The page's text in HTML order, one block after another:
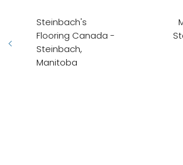
Steinbach's
Flooring Canada -
Steinbach,
Manitoba